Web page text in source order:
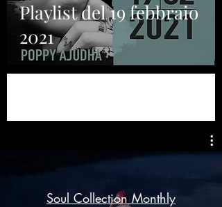
Playlist del 19 febbraio
2021
Soul Collection Monthly